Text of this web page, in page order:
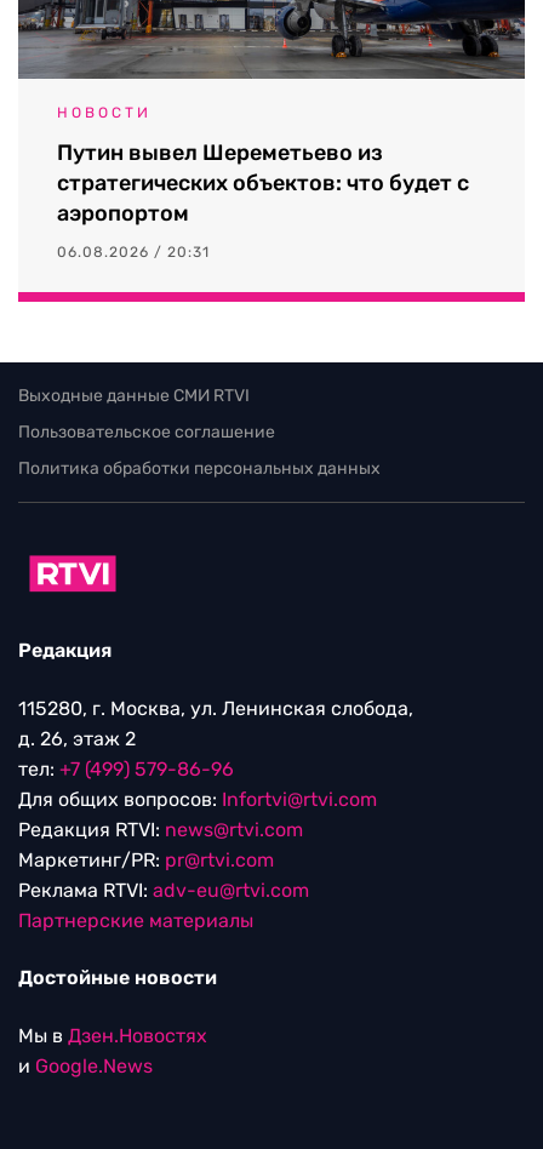
НОВОСТИ
Путин вывел Шереметьево из
стратегических объектов: что будет с
аэропортом
06.08.2026 / 20:31
Выходные данные СМИ RTVI
Пользовательское соглашение
Политика обработки персональных данных
Редакция
115280, г. Москва, ул. Ленинская слобода,
д. 26, этаж 2
тел: +7 (499) 579-86-96
Для общих вопросов: Infortvi@rtvi.com
Редакция RTVI: news@rtvi.com
Маркетинг/PR: pr@rtvi.com
Реклама RTVI: adv-eu@rtvi.com
Партнерские материалы
Достойные новости
Мы в Дзен.Новостях
и Google.News